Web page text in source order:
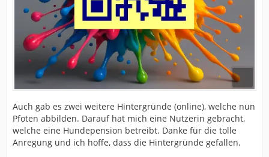
Auch gab es zwei weitere Hintergründe (online), welche nun
Pfoten abbilden. Darauf hat mich eine Nutzerin gebracht,
welche eine Hundepension betreibt. Danke für die tolle
Anregung und ich hoffe, dass die Hintergründe gefallen.